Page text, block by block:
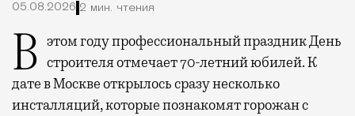
05.08.2026 2 мин. чтения
В этом году профессиональный праздник День строителя отмечает 70-летний юбилей. К
дате в Москве открылось сразу несколько
инсталляций, которые познакомят горожан с